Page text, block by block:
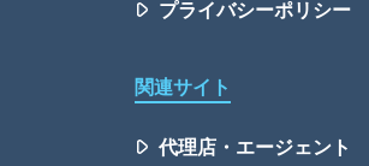
プライバシーポリシー
関連サイト
代理店・エージェント